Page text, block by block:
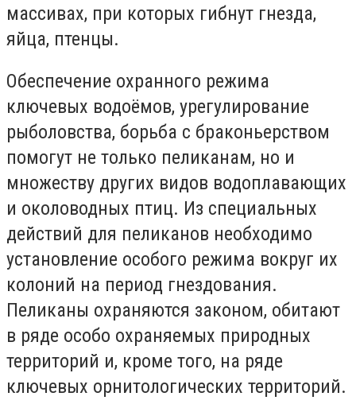
массивах, при которых гибнут гнезда,
яйца, птенцы.
Обеспечение охранного режима
ключевых водоёмов, урегулирование
рыболовства, борьба с браконьерством
помогут не только пеликанам, но и
множеству других видов водоплавающих
и околоводных птиц. Из специальных
действий для пеликанов необходимо
установление особого режима вокруг их
колоний на период гнездования.
Пеликаны охраняются законом, обитают
в ряде особо охраняемых природных
территорий и, кроме того, на ряде
ключевых орнитологических территорий.